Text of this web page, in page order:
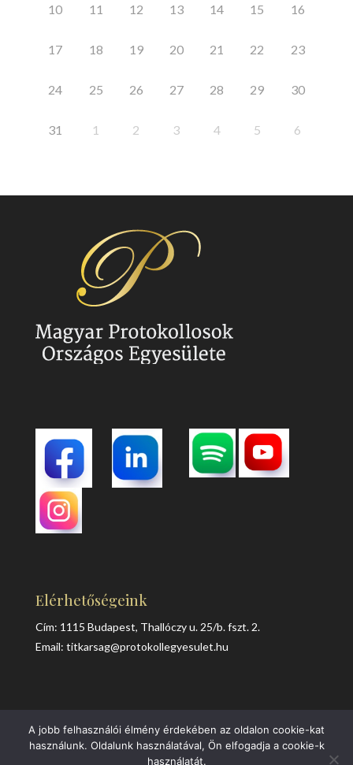
10 11 12 13 14 15 16
17 18 19 20 21 22 23
24 25 26 27 28 29 30
31 1 2 3 4 5 6
Elérhetőségeink
Cím: 1115 Budapest, Thallóczy u. 25/b. fszt. 2.
Email: titkarsag@protokollegyesulet.hu
Adatvédelem Süti kezelés Impresszum
A jobb felhasználói élmény érdekében az oldalon cookie-kat
használunk. Oldalunk használatával, Ön elfogadja a cookie-k
használatát.